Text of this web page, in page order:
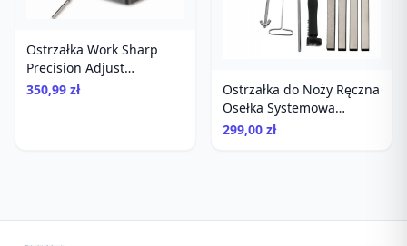
Ostrzałka Work Sharp
Precision Adjust
diamentowa
350,99 zł
Ostrzałka do Noży Ręczna
Osełka Systemowa
Diamenty Kamienie
299,00 zł